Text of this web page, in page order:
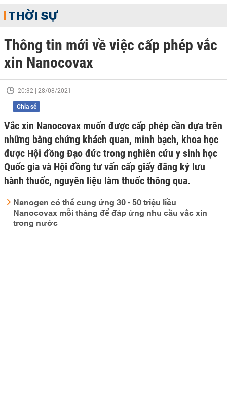
THỜI SỰ
Thông tin mới về việc cấp phép vắc
xin Nanocovax
20:32 | 28/08/2021
Chia sẻ
Vắc xin Nanocovax muốn được cấp phép cần dựa trên
những bằng chứng khách quan, minh bạch, khoa học
được Hội đồng Đạo đức trong nghiên cứu y sinh học
Quốc gia và Hội đồng tư vấn cấp giấy đăng ký lưu
hành thuốc, nguyên liệu làm thuốc thông qua.
Nanogen có thể cung ứng 30 - 50 triệu liều
Nanocovax mỗi tháng để đáp ứng nhu cầu vắc xin
trong nước